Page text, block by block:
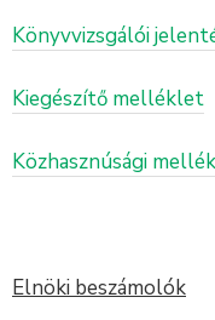
Könyvvizsgálói
Kiegészítő melléklet
Közhasznúsági
Elnöki beszámolók